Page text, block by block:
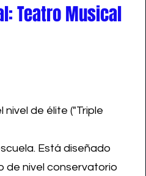
Teatro Musical
de élite ("Triple
Está diseñado
de nivel conservatorio